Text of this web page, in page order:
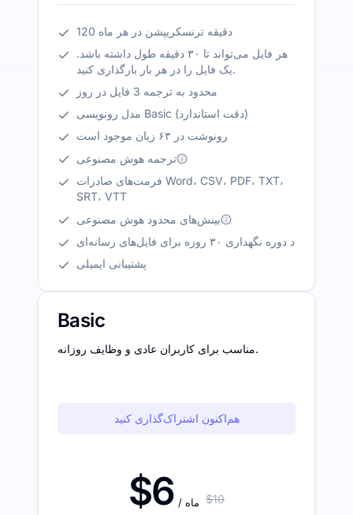
120 دقیقه ترنسکریپشن در هر ماه
هر فایل می‌تواند تا ۳۰ دقیقه طول داشته باشد.
یک فایل را در هر بار بارگذاری کنید.
محدود به ترجمه 3 فایل در روز
مدل رونویسی Basic (دقت استاندارد)
رونوشت در ۶۳ زبان موجود است
ترجمه هوش مصنوعی
فرمت‌های صادرات Word، CSV، PDF، TXT،
SRT، VTT
بینش‌های محدود هوش مصنوعی
د دوره نگهداری ۳۰ روزه برای فایل‌های رسانه‌ای
پشتیبانی ایمیلی
Basic
مناسب برای کاربران عادی و وظایف روزانه.
هم‌اکنون اشتراک‌گذاری کنید
$6 / ماه $10